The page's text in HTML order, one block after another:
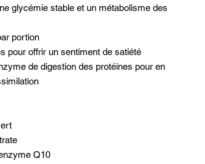
glycémie stable et un métabolisme des
portion
pour offrir un sentiment de satiété
de digestion des protéines pour en
Q10